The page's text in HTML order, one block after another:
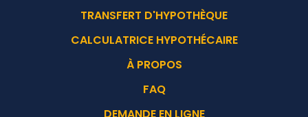
TRANSFERT D'HYPOTHÈQUE
CALCULATRICE HYPOTHÉCAIRE
À PROPOS
FAQ